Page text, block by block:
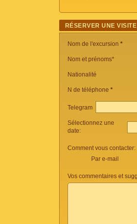
RÉSERVER UNE
Nom de l'excursion *
Nom et prénoms*
Nationalité
N de téléphone *
Telegram
Sélectionnez une
date:
Comment vous contacter:
Par e-mail
Vos commentaires et